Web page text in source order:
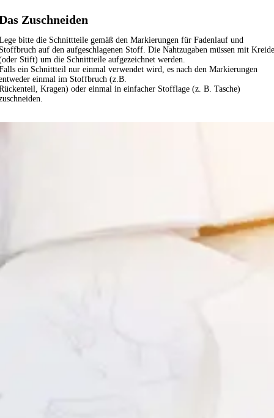
Zuschneiden
bitte die Schnittteile gemäß den Markierungen für Fadenlauf und
auf den aufgeschlagenen Stoff. Die Nahtzugaben müssen mit Kreide
Stift) um die Schnittteile aufgezeichnet werden.
ein Schnittteil nur einmal verwendet wird, es nach den Markierungen
einmal im Stoffbruch (z.B.
Kragen) oder einmal in einfacher Stofflage (z. B. Tasche)